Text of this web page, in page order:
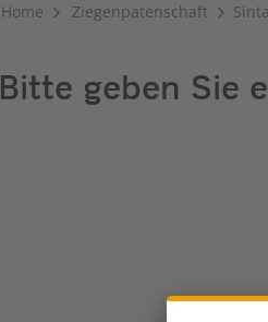
Home Ziegenpatenschaft Sinta
Bitte geben Sie